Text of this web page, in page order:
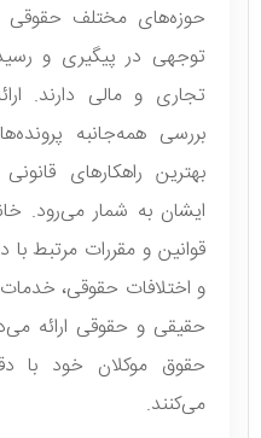
حوزه‌های مختلف حقوقی
توجهی در پیگیری و
تجاری و مالی دارند.
بررسی همه‌جانبه
بهترین راهکارهای
ایشان به شمار می‌رود.
قوانین و مقررات مرتبط با
و اختلافات حقوقی،
حقیقی و حقوقی ارائه
حقوق موکلان خود با
می‌کنند.